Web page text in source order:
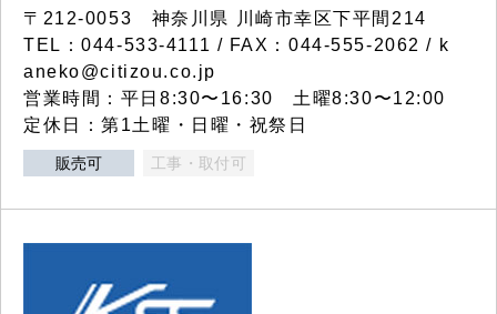
〒212-0053 神奈川県 川崎市幸区下平間214
TEL：044-533-4111 / FAX：044-555-2062 / k
aneko@citizou.co.jp
営業時間：平日8:30〜16:30 土曜8:30〜12:00
定休日：第1土曜・日曜・祝祭日
販売可 工事・取付可